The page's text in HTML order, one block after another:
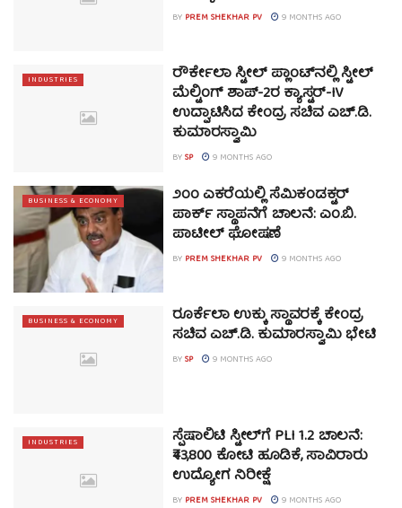
BY PREM SHEKHAR PV 9 MONTHS AGO
INDUSTRIES ರೌರ್ಕೇಲಾ ಸ್ಟೀಲ್ ಪ್ಲಾಂಟ್‌ನಲ್ಲಿ ಸ್ಟೀಲ್
ಮೆಲ್ಟಿಂಗ್ ಶಾಪ್-2ರ ಕ್ಯಾಸ್ಟರ್-IV
ಉದ್ಘಾಟಿಸಿದ ಕೇಂದ್ರ ಸಚಿವ ಎಚ್.ಡಿ.
ಕುಮಾರಸ್ವಾಮಿ
BYSP 9 MONTHS AGO
BUSINESS & ECONOMY ೨೦೦ ಎಕರೆಯಲ್ಲಿ ಸೆಮಿಕಂಡಕ್ಟರ್
ಪಾರ್ಕ್ ಸ್ಥಾಪನೆಗೆ ಚಾಲನೆ: ಎಂ.ಬಿ.
ಪಾಟೀಲ್ ಘೋಷಣೆ
BY PREM SHEKHAR PV 9 MONTHS AGO
BUSINESS & ECONOMY ರೂರ್ಕೆಲಾ ಉಕ್ಕು ಸ್ಥಾವರಕ್ಕೆ ಕೇಂದ್ರ
ಸಚಿವ ಎಚ್.ಡಿ. ಕುಮಾರಸ್ವಾಮಿ ಭೇಟಿ
BYSP 9 MONTHS AGO
INDUSTRIES ಸ್ಪೆಷಾಲಿಟಿ ಸ್ಟೀಲ್‌ಗೆ PLI 1.2 ಚಾಲನೆ:
₹43,800 ಕೋಟಿ ಹೂಡಿಕೆ, ಸಾವಿರಾರು
ಉದ್ಯೋಗ ನಿರೀಕ್ಷೆ
BY PREM SHEKHAR PV 9 MONTHS AGO